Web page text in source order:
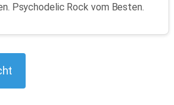
Psychodelic Rock vom Besten.